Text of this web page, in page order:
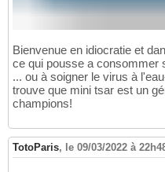
Bienvenue en idiocratie et
ce qui pousse a consommer
... ou à soigner le virus à
trouve que mini tsar est un
champions!
TotoParis, le 09/03/2022 à